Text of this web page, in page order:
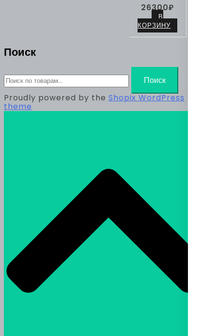
26300₽
В
КОРЗИНУ
Поиск
Поиск
Proudly powered by the Shopix WordPress
theme